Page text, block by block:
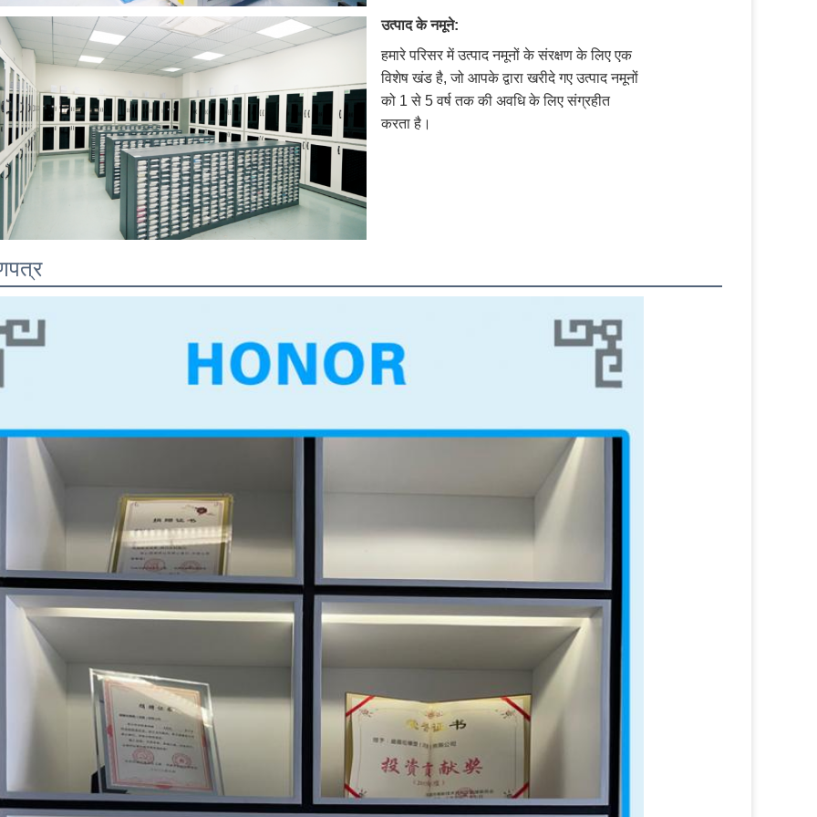
उत्पाद के नमूने:
हमारे परिसर में उत्पाद नमूनों के संरक्षण के लिए एक
विशेष खंड है, जो आपके द्वारा खरीदे गए उत्पाद नमूनों
को 1 से 5 वर्ष तक की अवधि के लिए संग्रहीत
करता है।